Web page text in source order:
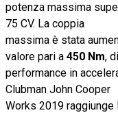
potenza massima
75 CV. La coppia
massima è stata
valore pari a 450 Nm,
performance in
Clubman John Cooper
Works 2019 raggiunge